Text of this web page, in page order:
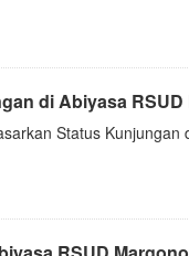
di Abiyasa RSUD
Status Kunjungan